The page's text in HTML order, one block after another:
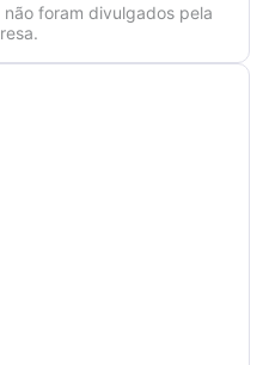
foram divulgados pela